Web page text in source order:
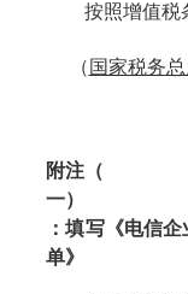
按照增值税
（ 国家税务
附注（
一）
：填写《电信
单》